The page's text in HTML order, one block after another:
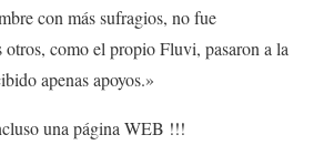
con más sufragios, no fue
otros, como el propio Fluvi, pasaron a la
apenas apoyos.»
una página WEB !!!